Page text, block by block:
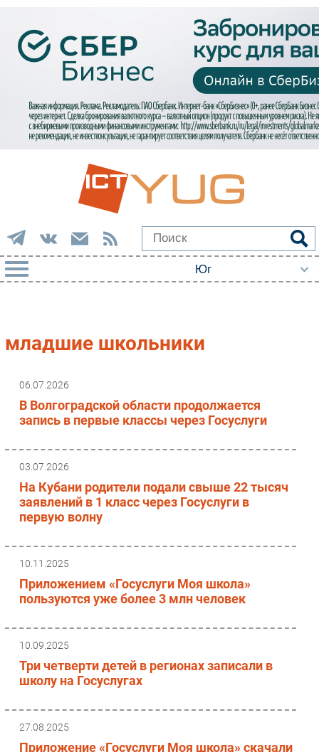
Импорто­замещение
Мобильная связь
Фиксированная связь
Торговые сети
Оборудование
Регулирование
Инновации
младшие школьники
06.07.2026
В Волгоградской области продолжается
запись в первые классы через Госуслуги
03.07.2026
На Кубани родители подали свыше 22 тысяч
заявлений в 1 класс через Госуслуги в
первую волну
10.11.2025
Приложением «Госуслуги Моя школа»
пользуются уже более 3 млн человек
10.09.2025
Три четверти детей в регионах записали в
школу на Госуслугах
27.08.2025
Приложение «Госуслуги Моя школа» скачали